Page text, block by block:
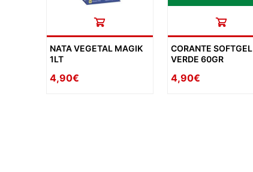
NATA VEGETAL MAGIK
1LT
4,90€
CORANTE SOFTGEL
VERDE 60GR
4,90€